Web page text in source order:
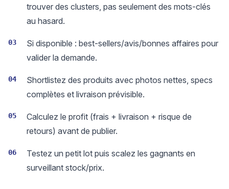
trouver des clusters, pas seulement des mots-clés
au hasard.
03
Si disponible : best-sellers/avis/bonnes affaires pour
valider la demande.
04
Shortlistez des produits avec photos nettes, specs
complètes et livraison prévisible.
05
Calculez le profit (frais + livraison + risque de
retours) avant de publier.
06
Testez un petit lot puis scalez les gagnants en
surveillant stock/prix.